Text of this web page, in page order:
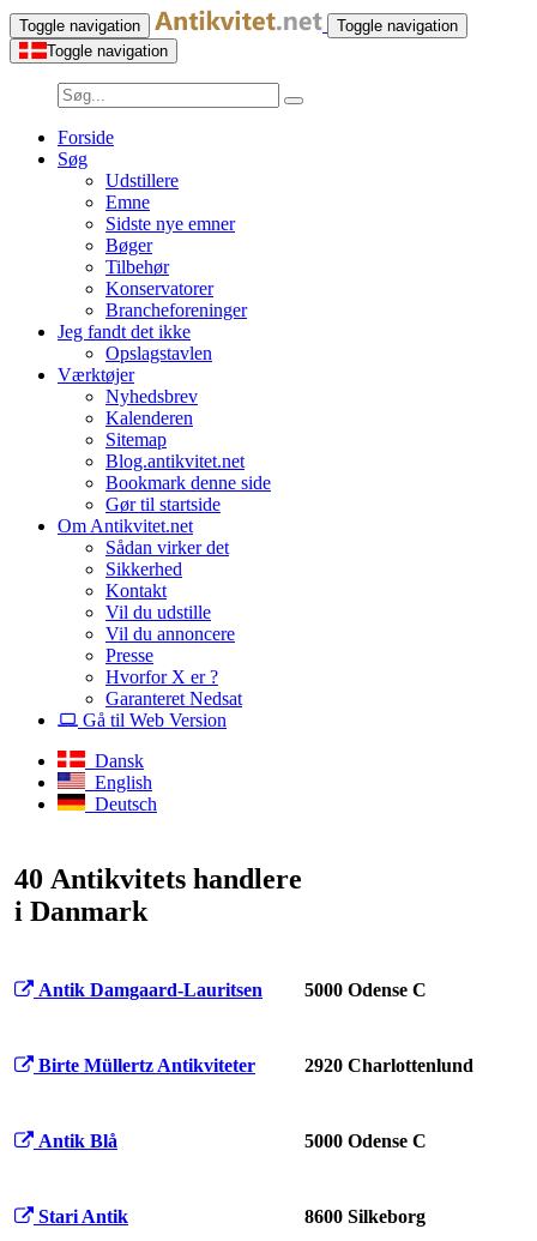
Toggle navigation
Toggle navigation
Toggle navigation
Forside
Søg
Udstillere
Emne
Sidste nye emner
Bøger
Tilbehør
Konservatorer
Brancheforeninger
Jeg fandt det ikke
Opslagstavlen
Værktøjer
Nyhedsbrev
Kalenderen
Sitemap
Blog.antikvitet.net
Bookmark denne side
Gør til startside
Om Antikvitet.net
Sådan virker det
Sikkerhed
Kontakt
Vil du udstille
Vil du annoncere
Presse
Hvorfor X er ?
Garanteret Nedsat
Gå til Web Version
Dansk
English
Deutsch
40 Antikvitets handlere
i Danmark
Antik Damgaard-Lauritsen 5000 Odense C
Birte Müllertz Antikviteter 2920 Charlottenlund
Antik Blå 5000 Odense C
Stari Antik 8600 Silkeborg